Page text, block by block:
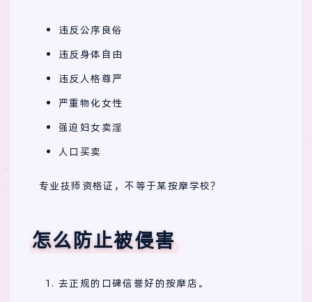
违反公序良俗
违反身体自由
违反人格尊严
严重物化女性
强迫妇女卖淫
人口买卖
专业技师资格证，不等于某按摩学校？
怎么防止被侵害
去正规的口碑信誉好的按摩店。